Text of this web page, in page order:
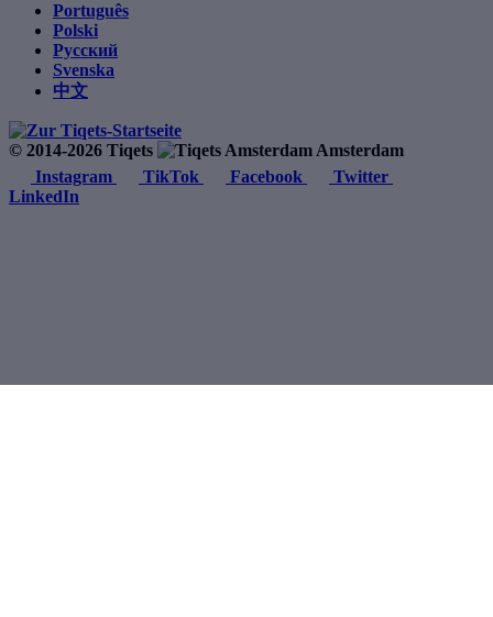
Português
Polski
Русский
Svenska
中文
© 2014-2026 Tiqets
Amsterdam
Instagram
TikTok Facebook
Twitter
LinkedIn